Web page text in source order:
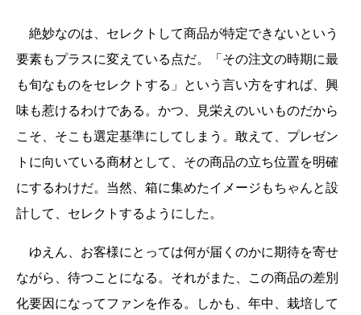
絶妙なのは、セレクトして商品が特定できないという
要素もプラスに変えている点だ。「その注文の時期に最
も旬なものをセレクトする」という言い方をすれば、興
味も惹けるわけである。かつ、見栄えのいいものだから
こそ、そこも選定基準にしてしまう。敢えて、プレゼン
トに向いている商材として、その商品の立ち位置を明確
にするわけだ。当然、箱に集めたイメージもちゃんと設
計して、セレクトするようにした。
ゆえん、お客様にとっては何が届くのかに期待を寄せ
ながら、待つことになる。それがまた、この商品の差別
化要因になってファンを作る。しかも、年中、栽培して